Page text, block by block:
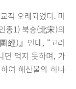
적 오래되었다. 미
종1) 북송(北宋)의
經)』인데, “고려
면 먹지 못하며, 가
여 해산물의 하나